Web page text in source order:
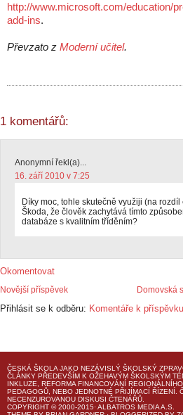
http://www.microsoft.com/education/
add-ins.
Převzato z Moderní učitel.
1 komentářů:
Anonymní řekl(a)...
16. září 2010 v 7:25
Díky moc, tohle skutečně využiji (na
Škoda, že člověk zachytává tímto
databáze s kvalitním tříděním?
Okomentovat
Novější příspěvek Domovská
Přihlásit se k odběru: Komentáře k
ČESKÁ ŠKOLA JAKO NEZÁVISLÝ ŠKOLSKÝ
ČLÁNKY PŘEDEVŠÍM K OŽEHAVÝM ŠKOLSKÝM
INKLUZE, REFORMA FINANCOVÁNÍ
PEDAGOGŮ, NEBO JEDNOTNÉ PŘIJÍMACÍ ŘÍZENÍ.
NECENZUROVANOU DISKUSI ČTENÁŘŮ.
COPYRIGHT © 2000-2015· ALBATROS MEDIA A.S.